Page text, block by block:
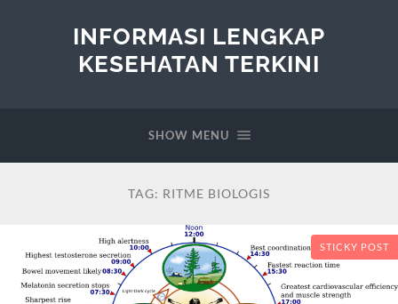
INFORMASI LENGKAP
KESEHATAN TERKINI
SHOW MENU
TAG: RITME BIOLOGIS
STICKY POST